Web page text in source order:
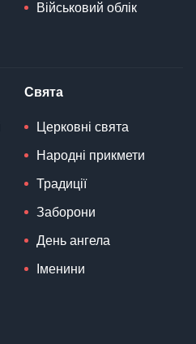
Військовий облік
Свята
Церковні свята
Народні прикмети
Традиції
Заборони
День ангела
Іменини